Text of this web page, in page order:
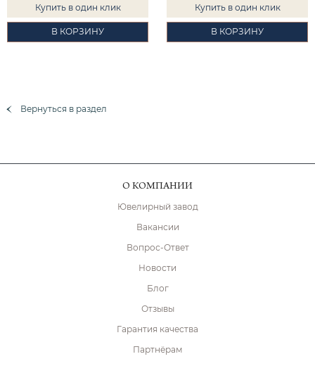
Купить в один клик
В КОРЗИНУ
Купить в один клик
В КОРЗИНУ
Вернуться в раздел
О КОМПАНИИ
Ювелирный завод
Вакансии
Вопрос-Ответ
Новости
Блог
Отзывы
Гарантия качества
Партнёрам